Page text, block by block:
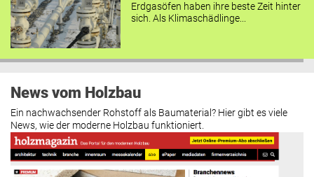
Erdgasöfen haben ihre beste Zeit hinter
sich. Als Klimaschädlinge...
News vom Holzbau
Ein nachwachsender Rohstoff als Baumaterial? Hier gibt es viele
News, wie der moderne Holzbau funktioniert.